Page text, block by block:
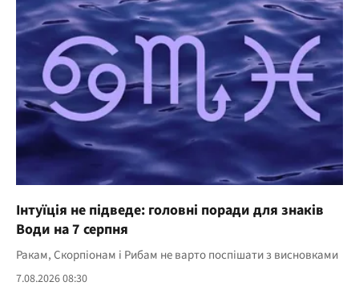
Інтуїція не підведе: головні поради для знаків
Води на 7 серпня
Ракам, Скорпіонам і Рибам не варто поспішати з висновками
7.08.2026 08:30